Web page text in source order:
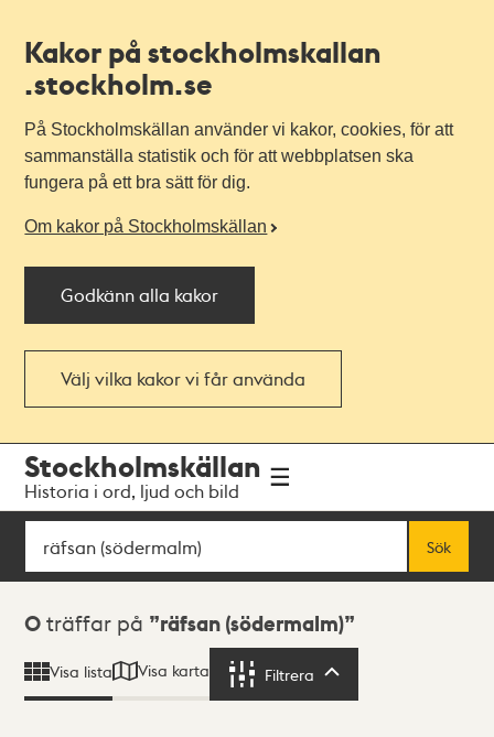
Kakor på stockholmskallan
.stockholm.se
På Stockholmskällan använder vi kakor, cookies, för att
sammanställa statistik och för att webbplatsen ska
fungera på ett bra sätt för dig.
Om kakor på Stockholmskällan
Godkänn alla kakor
Välj vilka kakor vi får använda
navigationen
huvudinnehållet
Stockholmskällan
Historia i ord, ljud och bild
Sök
Sök
Sökresultat
0 träffar på räfsan (södermalm)
Visa lista Visa karta Filtrera